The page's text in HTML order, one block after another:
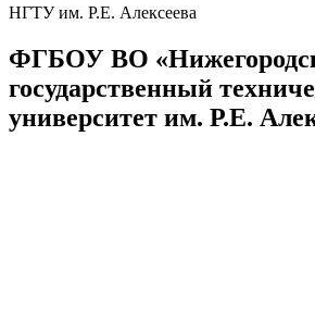
НГТУ им. Р.Е. Алексеева
ФГБОУ ВО
государственный
университет им. Р.Е.